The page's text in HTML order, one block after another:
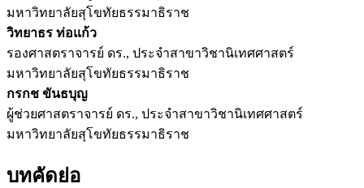
มหาวิทยาลัยสุโขทัยธรรมาธิราช
วิทยาธร ท่อแก้ว
รองศาสตราจารย์ ดร., ประจำสาขาวิชานิเทศศาสตร์
มหาวิทยาลัยสุโขทัยธรรมาธิราช
กรกช ขันธบุญ
ผู้ช่วยศาสตราจารย์ ดร., ประจำสาขาวิชานิเทศศาสตร์
มหาวิทยาลัยสุโขทัยธรรมาธิราช
บทคัดย่อ